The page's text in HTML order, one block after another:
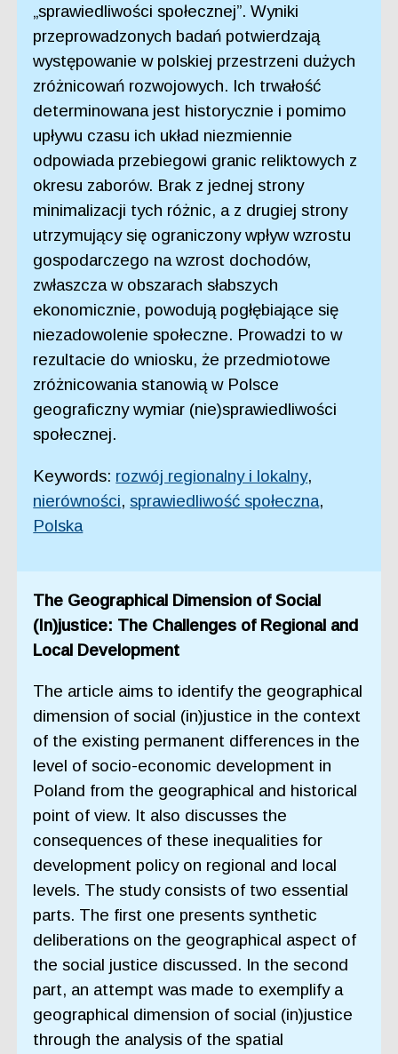
„sprawiedliwości społecznej”. Wyniki
przeprowadzonych badań potwierdzają
występowanie w polskiej przestrzeni dużych
zróżnicowań rozwojowych. Ich trwałość
determinowana jest historycznie i pomimo
upływu czasu ich układ niezmiennie
odpowiada przebiegowi granic reliktowych z
okresu zaborów. Brak z jednej strony
minimalizacji tych różnic, a z drugiej strony
utrzymujący się ograniczony wpływ wzrostu
gospodarczego na wzrost dochodów,
zwłaszcza w obszarach słabszych
ekonomicznie, powodują pogłębiające się
niezadowolenie społeczne. Prowadzi to w
rezultacie do wniosku, że przedmiotowe
zróżnicowania stanowią w Polsce
geograficzny wymiar (nie)sprawiedliwości
społecznej.
Keywords: rozwój regionalny i lokalny,
nierówności,sprawiedliwość społeczna,
Polska
The Geographical Dimension of Social
(In)justice: The Challenges of Regional and
Local Development
The article aims to identify the geographical
dimension of social (in)justice in the context
of the existing permanent differences in the
level of socio-economic development in
Poland from the geographical and historical
point of view. It also discusses the
consequences of these inequalities for
development policy on regional and local
levels. The study consists of two essential
parts. The first one presents synthetic
deliberations on the geographical aspect of
the social justice discussed. In the second
part, an attempt was made to exemplify a
geographical dimension of social (in)justice
through the analysis of the spatial